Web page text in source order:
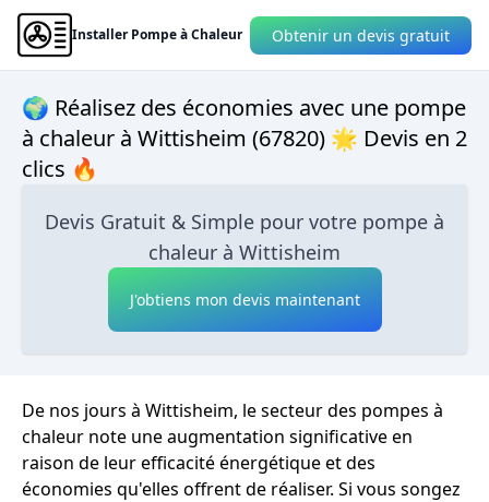
Installer Pompe à Chaleur Obtenir un devis gratuit
🌍 Réalisez des économies avec une pompe
à chaleur à Wittisheim (67820) 🌟 Devis en 2
clics 🔥
Devis Gratuit & Simple pour votre pompe à
chaleur à Wittisheim
J'obtiens mon devis maintenant
De nos jours à Wittisheim, le secteur des pompes à
chaleur note une augmentation significative en
raison de leur efficacité énergétique et des
économies qu'elles offrent de réaliser. Si vous songez